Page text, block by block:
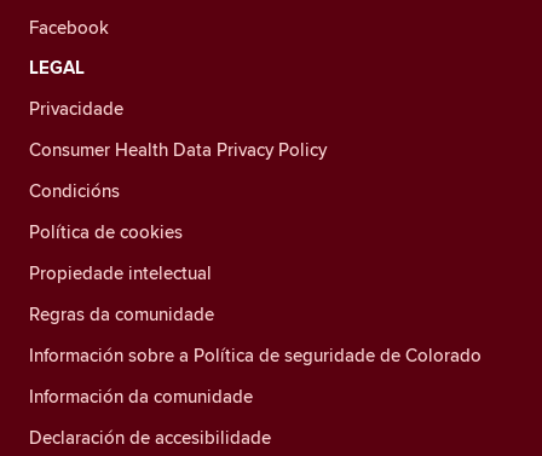
Facebook
LEGAL
Privacidade
Consumer Health Data Privacy Policy
Condicións
Política de cookies
Propiedade intelectual
Regras da comunidade
Información sobre a Política de seguridade de Colorado
Información da comunidade
Declaración de accesibilidade